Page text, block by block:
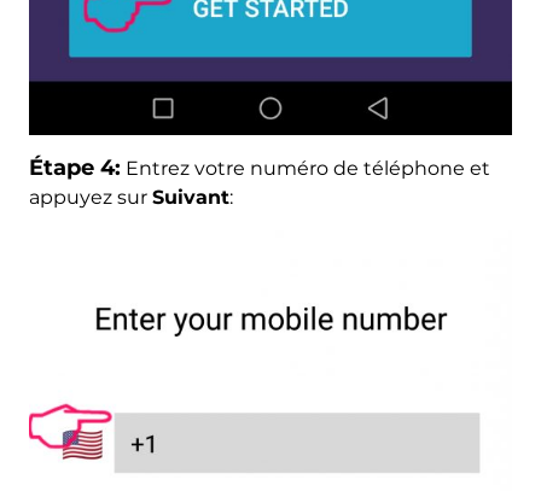
Étape 4: Entrez votre numéro de téléphone et
appuyez sur Suivant: